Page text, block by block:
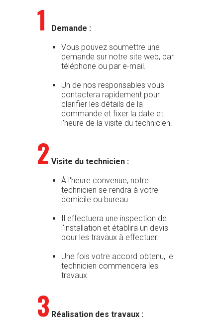
Demande :
Vous pouvez soumettre une
demande sur notre site web, par
téléphone ou par e-mail.
Un de nos responsables vous
contactera rapidement pour
clarifier les détails de la
commande et fixer la date et
l'heure de la visite du technicien.
1
Visite du technicien :
À l'heure convenue, notre
technicien se rendra à votre
domicile ou bureau.
Il effectuera une inspection de
l'installation et établira un devis
pour les travaux à effectuer.
Une fois votre accord obtenu, le
technicien commencera les
travaux.
2
Réalisation des travaux :
3